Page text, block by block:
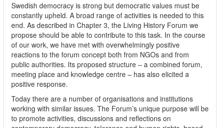
Swedish democracy is strong but democratic values must be
constantly upheld. A broad range of activities is needed to this
end. As described in Chapter 3, the Living History Forum we
propose should be able to contribute to this task. In the course
of our work, we have met with overwhelmingly positive
reactions to the forum concept both from NGOs and from
public authorities. Its proposed structure – a combined forum,
meeting place and knowledge centre – has also elicited a
positive response.
Today there are a number of organisations and institutions
working with similar issues. The Forum’s unique purpose will be
to promote activities, discussions and reflections on